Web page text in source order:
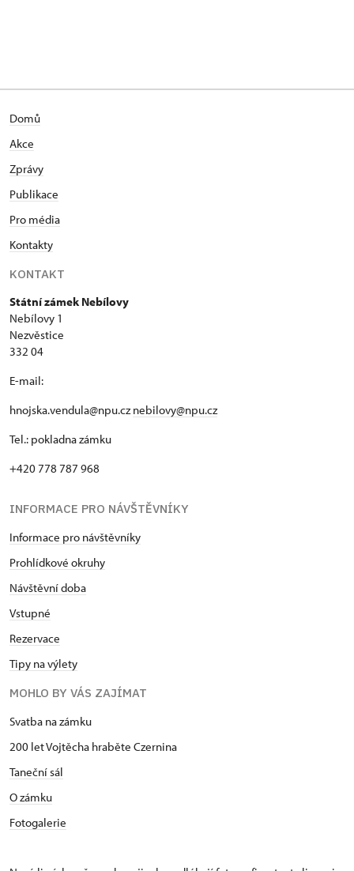
Domů
Akce
Zprávy
Publikace
Pro média
Kontakty
KONTAKT
Státní zámek Nebílovy
Nebílovy 1
Nezvěstice
332 04
E-mail:
hnojska.vendula@npu.cznebilovy@npu.cz
Tel.: pokladna zámku
+420 778 787 968
INFORMACE PRO NÁVŠTĚVNÍKY
Informace pro návštěvníky
Prohlídkové okruhy
Návštěvní doba
Vstupné
Rezervace
Tipy na výlety
MOHLO BY VÁS ZAJÍMAT
Svatba na zámku
200 let Vojtěcha hraběte Czernina
Taneční sál
O zámku
Fotogalerie